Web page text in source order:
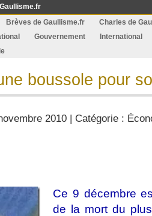
Brèves de Gaullisme.fr
Charles de
Gouvernement
International
boussole pour
2010 | Catégorie :
Ce 9 décembre
de la mort du